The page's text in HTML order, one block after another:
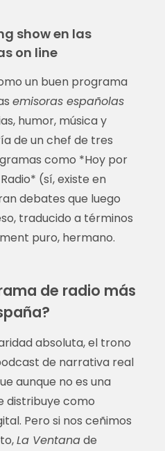
show en las
on line
un buen programa
emisoras españolas
humor, música y
de un chef de tres
como *Hoy por
(sí, existe en
debates que luego
traducido a términos
puro, hermano.
de radio más
absoluta, el trono
de narrativa real
aunque no es una
distribuye como
Pero si nos ceñimos
La Ventanade